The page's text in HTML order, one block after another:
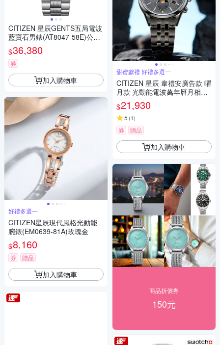
CITIZEN 星辰GENTS五局電波
藍寶石男錶(AT8047-58E)公司
貨 通路限定Sakura Pink 櫻花
$36,380
券
加入購物車
好禮多選一
CITIZEN星辰現代風格光動能
腕錶(EM0639-81A)玫瑰金
$8,160
券 贈品
加入購物車
甜蜜獻禮 好禮多選一
CITIZEN 星辰 韋禮安廣告款 曜
月款 光動能電波萬年曆月相手
錶 七夕浪漫購 送禮首選 BY103
7-51H
$21,930
5 (1)
券 贈品
加入購物車
商品折價券
150元